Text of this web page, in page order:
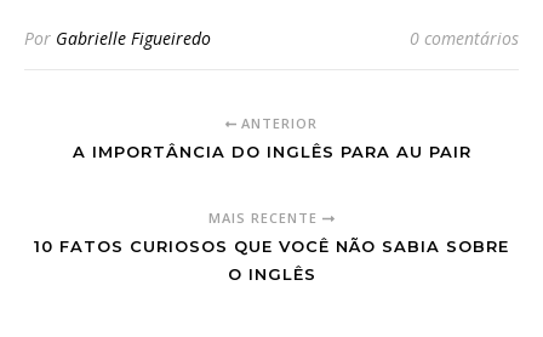
Por Gabrielle Figueiredo 0 comentários
ANTERIOR
A IMPORTÂNCIA DO INGLÊS PARA AU PAIR
MAIS RECENTE
10 FATOS CURIOSOS QUE VOCÊ NÃO SABIA SOBRE
O INGLÊS